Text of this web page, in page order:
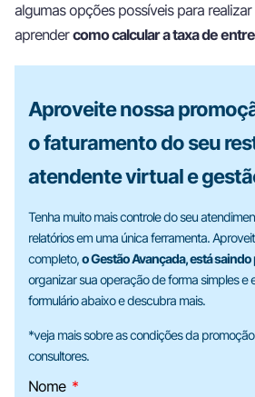
algumas opções possíveis para
aprendercomo calcular a taxa de
Aproveite nossa
o faturamento do seu
atendente virtual e
Tenha muito mais controle do seu
relatórios em uma única ferramenta.
completo,o Gestão Avançada, está
organizar sua operação de forma simples e
formulário abaixo e descubra mais.
*veja mais sobre as condições da
consultores.
Nome